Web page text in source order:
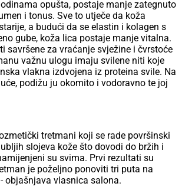
opušta, postaje manje zategnuto
i tonus. Sve to utječe da koža
a budući da se elastin i kolagen s
gube, koža lica postaje manje vitalna.
savršene za vraćanje svježine i čvrstoće
važnu ulogu imaju svilene niti koje
vlakna izdvojena iz proteina svile. Na
podižu ju okomito i vodoravno te joj
tretmani koji se rade površinski
slojeva kože što dovodi do bržih i
su svima. Prvi rezultati su
je poželjno ponoviti tri puta na
objašnjava vlasnica salona.